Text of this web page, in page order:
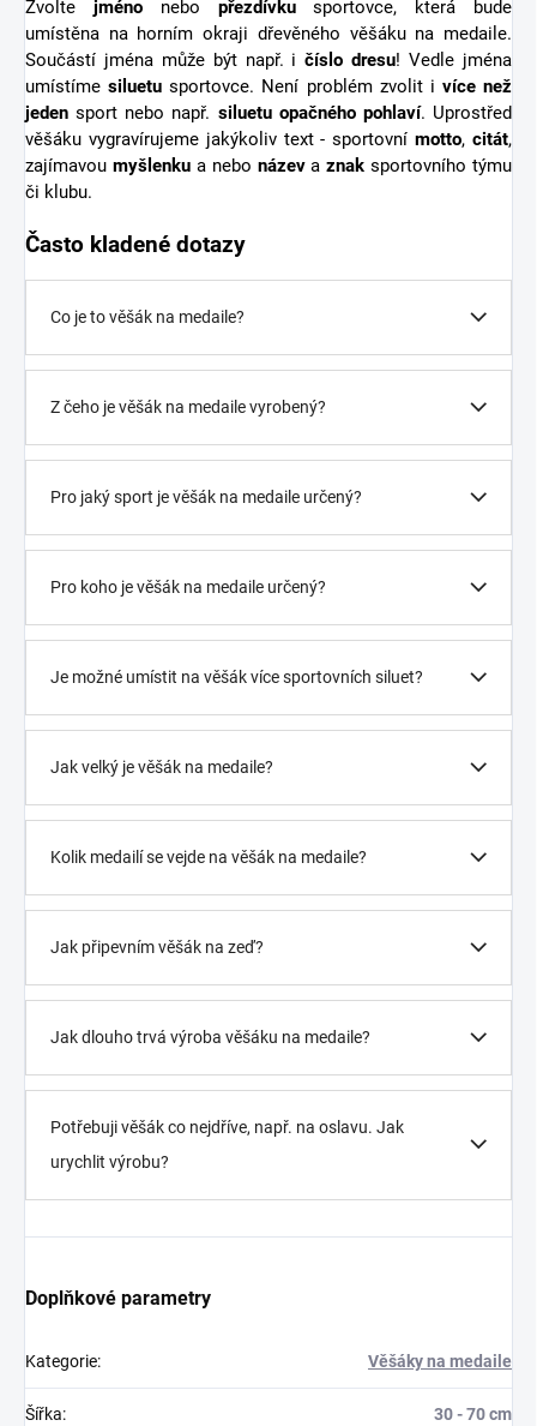
Zvolte jménonebo přezdívkusportovce, která bude
umístěna na horním okraji dřevěného věšáku na medaile.
Součástí jména může být např. ičíslo dresu! Vedle jména
umístímesiluetu sportovce. Není problém zvolit i více než
jeden sport nebo např. siluetu opačného pohlaví. Uprostřed
věšáku vygravírujeme jakýkoliv text - sportovnímotto,citát,
zajímavou myšlenkua nebo názevaznak sportovního týmu
či klubu.
Často kladené dotazy
Co je to věšák na medaile?
Z čeho je věšák na medaile vyrobený?
Pro jaký sport je věšák na medaile určený?
Pro koho je věšák na medaile určený?
Je možné umístit na věšák více sportovních siluet?
Jak velký je věšák na medaile?
Kolik medailí se vejde na věšák na medaile?
Jak připevním věšák na zeď?
Jak dlouho trvá výroba věšáku na medaile?
Potřebuji věšák co nejdříve, např. na oslavu. Jak
urychlit výrobu?
Doplňkové parametry
Kategorie: Věšáky na medaile
Šířka: 30 - 70 cm